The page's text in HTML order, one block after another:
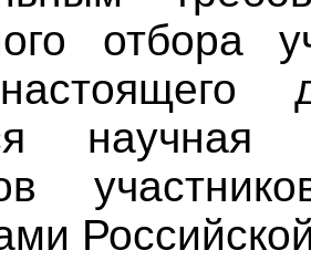
отбора